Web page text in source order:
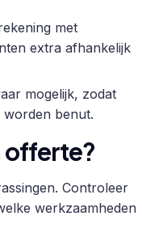
met
extra afhankelijk
mogelijk, zodat
benut.
offerte?
Controleer
werkzaamheden